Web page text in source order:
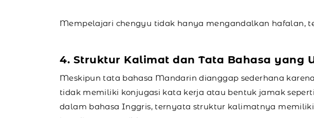
Mempelajari chengyu tidak hanya mengandalkan hafalan,
4. Struktur Kalimat dan Tata Bahasa yang
Meskipun tata bahasa Mandarin dianggap sederhana karena
tidak memiliki konjugasi kata kerja atau bentuk jamak seperti
dalam bahasa Inggris, ternyata struktur kalimatnya memiliki